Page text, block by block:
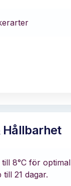
Hållbarhet
till 8°C för optimal
till 21 dagar.